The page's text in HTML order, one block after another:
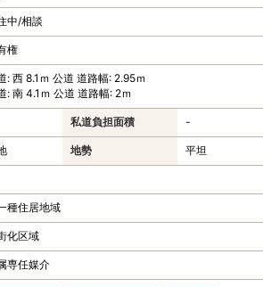
中/相談
権
: 西 8.1ｍ 公道 道路幅: 2.95ｍ
: 南 4.1ｍ 公道 道路幅: 2ｍ
私道負担面積 -
地勢 平坦
種住居地域
化区域
専任媒介